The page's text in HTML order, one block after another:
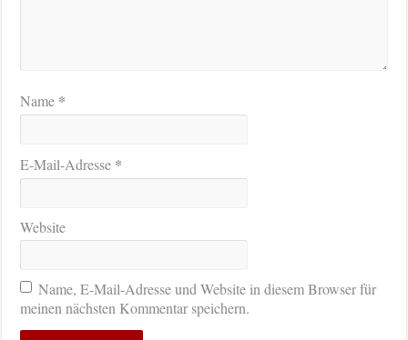
Name *
E-Mail-Adresse *
Website
Name, E-Mail-Adresse und Website in diesem Browser für
meinen nächsten Kommentar speichern.